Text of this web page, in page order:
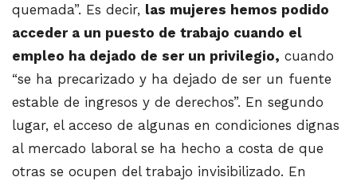
quemada”. Es decir, las mujeres hemos podido
acceder a un puesto de trabajo cuando el
empleo ha dejado de ser un privilegio, cuando
“se ha precarizado y ha dejado de ser un fuente
estable de ingresos y de derechos”. En segundo
lugar, el acceso de algunas en condiciones dignas
al mercado laboral se ha hecho a costa de que
otras se ocupen del trabajo invisibilizado. En